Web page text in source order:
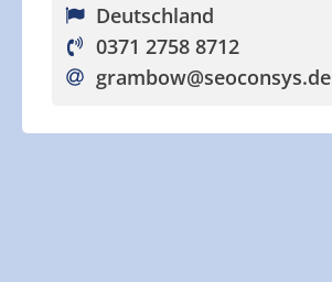
Deutschland
0371 2758 8712
grambow@seoconsys.de